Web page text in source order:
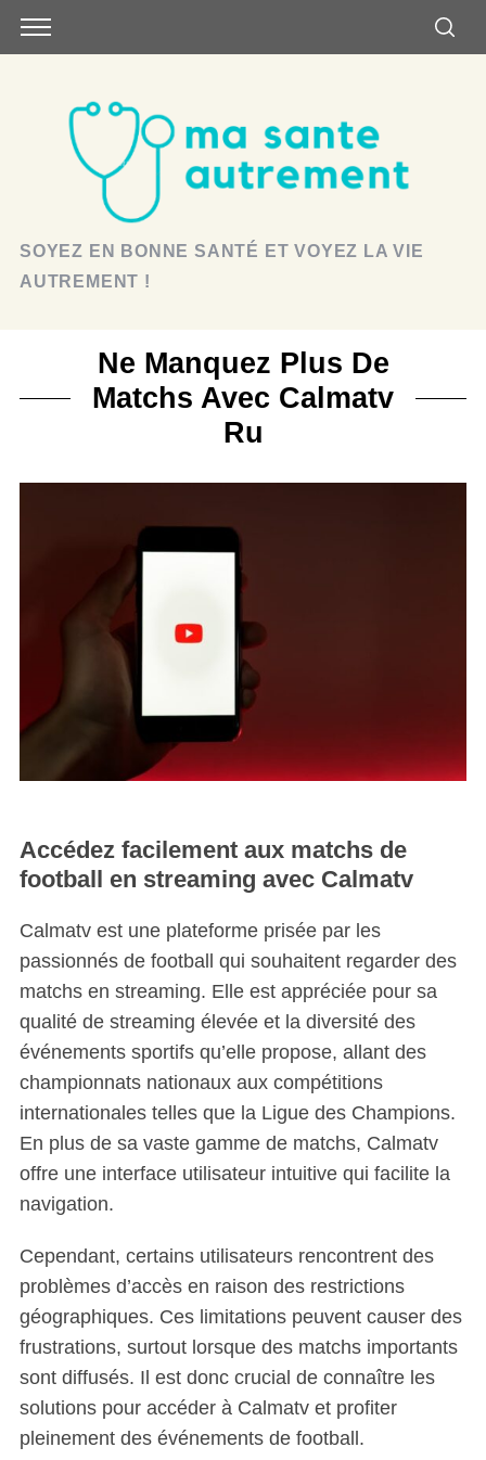
SOYEZ EN BONNE SANTÉ ET VOYEZ LA VIE
AUTREMENT !
Ne Manquez Plus De
Matchs Avec Calmatv
Ru
Accédez facilement aux matchs de
football en streaming avec Calmatv
Calmatv est une plateforme prisée par les
passionnés de football qui souhaitent regarder des
matchs en streaming. Elle est appréciée pour sa
qualité de streaming élevée et la diversité des
événements sportifs qu’elle propose, allant des
championnats nationaux aux compétitions
internationales telles que la Ligue des Champions.
En plus de sa vaste gamme de matchs, Calmatv
offre une interface utilisateur intuitive qui facilite la
navigation.
Cependant, certains utilisateurs rencontrent des
problèmes d’accès en raison des restrictions
géographiques. Ces limitations peuvent causer des
frustrations, surtout lorsque des matchs importants
sont diffusés. Il est donc crucial de connaître les
solutions pour accéder à Calmatv et profiter
pleinement des événements de football.